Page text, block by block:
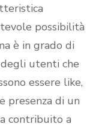
possibilità
è in grado di
utenti che
essere like,
presenza di un
contribuito a